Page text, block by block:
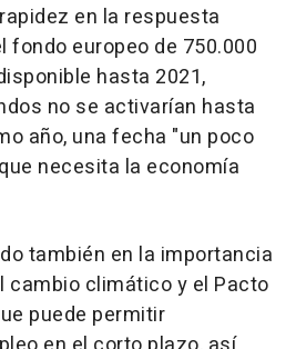
en la respuesta
fondo europeo de 750.000
hasta 2021,
no se activarían hasta
año, una fecha "un poco
necesita la economía
también en la importancia
cambio climático y el Pacto
puede permitir